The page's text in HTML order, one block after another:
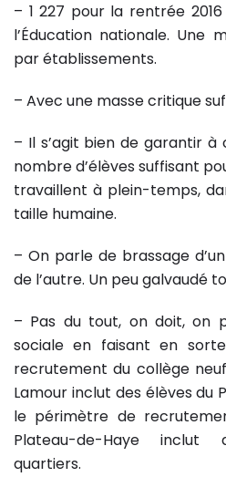
– 1 227 pour la rentrée
l’Éducation nationale. Une
par établissements.
– Avec une masse critique
– Il s’agit bien de garantir à
nombre d’élèves suffisant
travaillent à plein-temps,
taille humaine.
– On parle de brassage
de l’autre. Un peu galvaudé
– Pas du tout, on doit, on
sociale en faisant en
recrutement du collège
Lamour inclut des élèves du
le périmètre de
Plateau-de-Haye inclut
quartiers.